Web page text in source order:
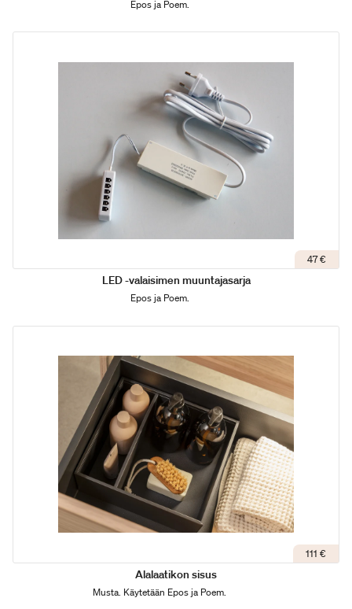
Epos ja Poem.
47 €
LED -valaisimen muuntajasarja
Epos ja Poem.
111 €
Alalaatikon sisus
Musta. Käytetään Epos ja Poem.